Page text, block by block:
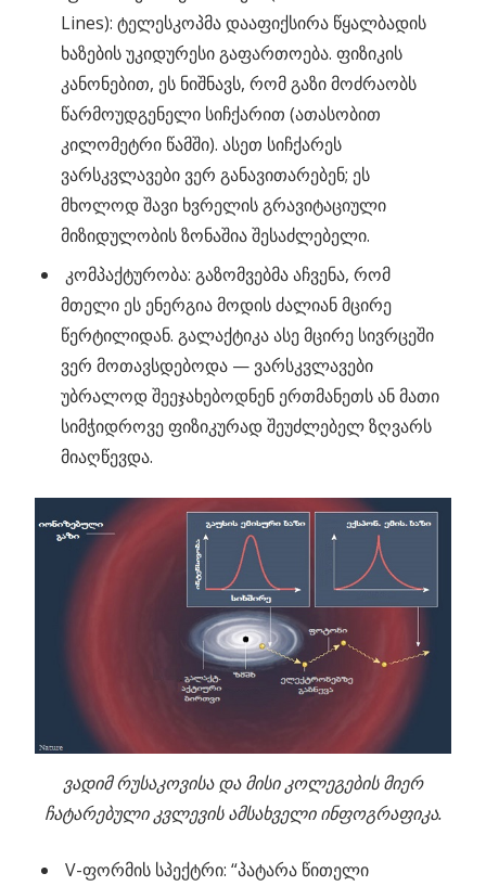
Lines): ტელესკოპმა დააფიქსირა წყალბადის
ხაზების უკიდურესი გაფართოება. ფიზიკის
კანონებით, ეს ნიშნავს, რომ გაზი მოძრაობს
წარმოუდგენელი სიჩქარით (ათასობით
კილომეტრი წამში). ასეთ სიჩქარეს
ვარსკვლავები ვერ განავითარებენ; ეს
მხოლოდ შავი ხვრელის გრავიტაციული
მიზიდულობის ზონაშია შესაძლებელი.
კომპაქტურობა: გაზომვებმა აჩვენა, რომ
მთელი ეს ენერგია მოდის ძალიან მცირე
წერტილიდან. გალაქტიკა ასე მცირე სივრცეში
ვერ მოთავსდებოდა — ვარსკვლავები
უბრალოდ შეეჯახებოდნენ ერთმანეთს ან მათი
სიმჭიდროვე ფიზიკურად შეუძლებელ ზღვარს
მიაღწევდა.
ვადიმ რუსაკოვისა და მისი კოლეგების მიერ
ჩატარებული კვლევის ამსახველი ინფოგრაფიკა.
V-ფორმის სპექტრი: “პატარა წითელი